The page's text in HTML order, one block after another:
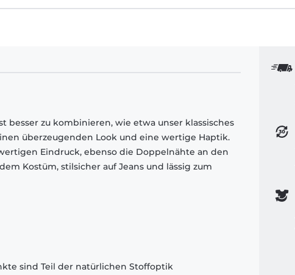
besser zu kombinieren, wie etwa unser klassisches
überzeugenden Look und eine wertige Haptik.
Eindruck, ebenso die Doppelnähte an den
Kostüm, stilsicher auf Jeans und lässig zum
sind Teil der natürlichen Stoffoptik